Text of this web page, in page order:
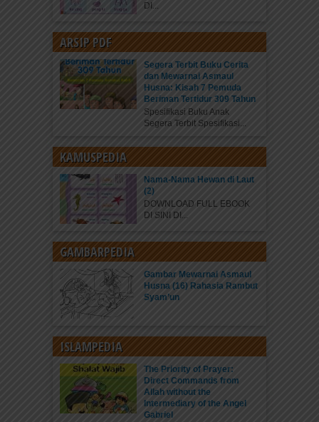
DI...
ARSIP PDF
Segera Terbit Buku Cerita
dan Mewarnai Asmaul
Husna: Kisah 7 Pemuda
Beriman Tertidur 309 Tahun
Spesifikasi Buku Anak
Segera Terbit Spesifikasi...
KAMUSPEDIA
Nama-Nama Hewan di Laut
(2)
DOWNLOAD FULL EBOOK
DI SINI DI...
GAMBARPEDIA
Gambar Mewarnai Asmaul
Husna (16) Rahasia Rambut
Syam’un
ISLAMPEDIA
The Priority of Prayer:
Direct Commands from
Allah without the
Intermediary of the Angel
Gabriel